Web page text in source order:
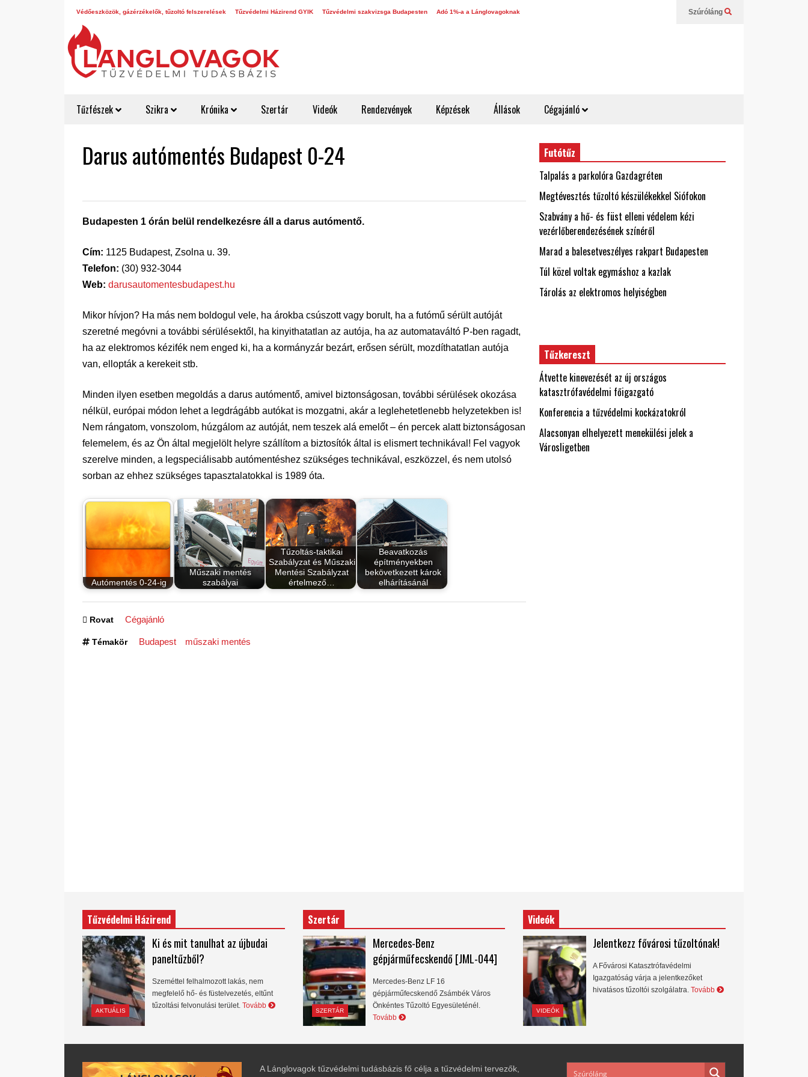
Védőeszközök, gázérzékelők, tűzoltó felszerelések Tűzvédelmi Házirend GYIK Tűzvédelmi szakvizsga Budapesten Adó 1%-a a Lánglovagoknak Szúróláng
Tűzfészek Szikra Krónika Szertár Videók Rendezvények Képzések Állások Cégajánló
Darus autómentés Budapest 0-24
Budapesten 1 órán belül rendelkezésre áll a darus autómentő.
Cím: 1125 Budapest, Zsolna u. 39.
Telefon: (30) 932-3044
Web: darusautomentesbudapest.hu
Mikor hívjon? Ha más nem boldogul vele, ha árokba csúszott vagy borult, ha a futómű sérült autóját
szeretné megóvni a további sérülésektől, ha kinyithatatlan az autója, ha az automataváltó P-ben ragadt,
ha az elektromos kézifék nem enged ki, ha a kormányzár bezárt, erősen sérült, mozdíthatatlan autója
van, ellopták a kerekeit stb.
Minden ilyen esetben megoldás a darus autómentő, amivel biztonságosan, további sérülések okozása
nélkül, európai módon lehet a legdrágább autókat is mozgatni, akár a leglehetetlenebb helyzetekben is!
Nem rángatom, vonszolom, húzgálom az autóját, nem teszek alá emelőt – én percek alatt biztonságosan
felemelem, és az Ön által megjelölt helyre szállítom a biztosítók által is elismert technikával! Fel vagyok
szerelve minden, a legspeciálisabb autómentéshez szükséges technikával, eszközzel, és nem utolsó
sorban az ehhez szükséges tapasztalatokkal is 1989 óta.
Autómentés 0-24-ig
Műszaki mentés
szabályai
Tűzoltás-taktikai
Szabályzat és Műszaki
Mentési Szabályzat
értelmező…
Beavatkozás
építményekben
bekövetkezett károk
elhárításánál
Rovat Cégajánló
Témakör Budapest műszaki mentés
Futótűz
Talpalás a parkolóra Gazdagréten
Megtévesztés tűzoltó készülékekkel Siófokon
Szabvány a hő- és füst elleni védelem kézi
vezérlőberendezésének színéről
Marad a balesetveszélyes rakpart Budapesten
Túl közel voltak egymáshoz a kazlak
Tárolás az elektromos helyiségben
Tűzkereszt
Átvette kinevezését az új országos
katasztrófavédelmi főigazgató
Konferencia a tűzvédelmi kockázatokról
Alacsonyan elhelyezett menekülési jelek a
Városligetben
Tűzvédelmi Házirend
AKTUÁLIS
Ki és mit tanulhat az újbudai
paneltűzből?
Szeméttel felhalmozott lakás, nem
megfelelő hő- és füstelvezetés, eltűnt
tűzoltási felvonulási terület. Tovább
Szertár
SZERTÁR
Mercedes-Benz
gépjárműfecskendő [JML-044]
Mercedes-Benz LF 16
gépjárműfecskendő Zsámbék Város
Önkéntes Tűzoltó Egyesületénél.
Tovább
Videók
VIDEÓK
Jelentkezz fővárosi tűzoltónak!
A Fővárosi Katasztrófavédelmi
Igazgatóság várja a jelentkezőket
hivatásos tűzoltói szolgálatra. Tovább
A Lánglovagok tűzvédelmi tudásbázis fő célja a tűzvédelmi tervezők,